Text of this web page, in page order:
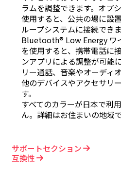
ラムを調整できます。オプ
使用すると、公共の場に設
ループシステムに接続でき
Bluetooth® Low Energy ワ
を使用すると、携帯電話に
ンアプリによる調整が可能
リー通話、音楽やオーディ
他のデバイスやアクセサリ
す。
すべてのカラーが日本で利
ん。詳細はお住まいの地域
サポートセクション
互換性